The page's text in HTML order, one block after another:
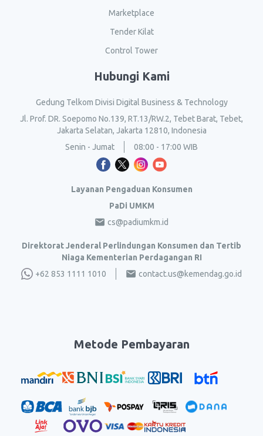
Marketplace
Tender Kilat
Control Tower
Hubungi Kami
Gedung Telkom Divisi Digital Business & Technology
Jl. Prof. DR. Soepomo No.139, RT.13/RW.2, Tebet Barat, Tebet,
Jakarta Selatan, Jakarta 12810, Indonesia
Senin - Jumat
08:00 - 17:00 WIB
Layanan Pengaduan Konsumen
PaDi UMKM
cs@padiumkm.id
Direktorat Jenderal Perlindungan Konsumen dan Tertib
Niaga Kementerian Perdagangan RI
+62 853 1111 1010
contact.us@kemendag.go.id
Metode Pembayaran